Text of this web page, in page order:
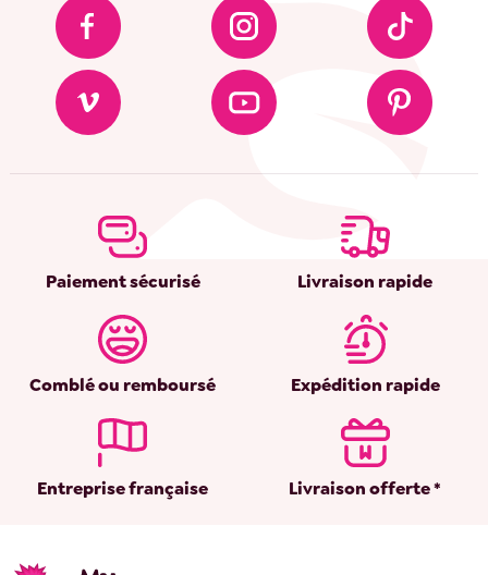
Paiement sécurisé Livraison rapide
Comblé ou remboursé Expédition rapide
Entreprise française Livraison offerte *